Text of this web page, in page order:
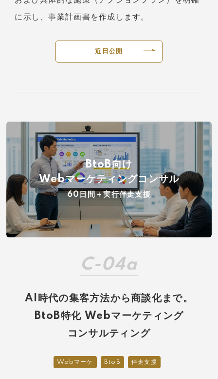
に示し、事業計画書を作成します。
近日公開
BtoB向け
Webマーケティングコンサル
60日間＋実行伴走支援
C-04a
AI時代の集客方法から商談化まで。
BtoB特化 Webマーケティング
コンサルティング
Webマーケ BtoB 伴走支援